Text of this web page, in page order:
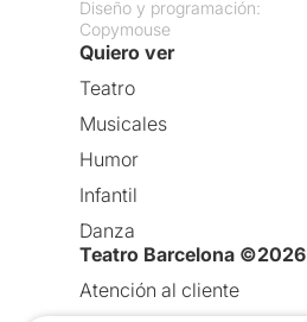
Diseño y programación:
Copymouse
Quiero ver
Teatro
Musicales
Humor
Infantil
Danza
Teatro Barcelona ©2026
Atención al cliente